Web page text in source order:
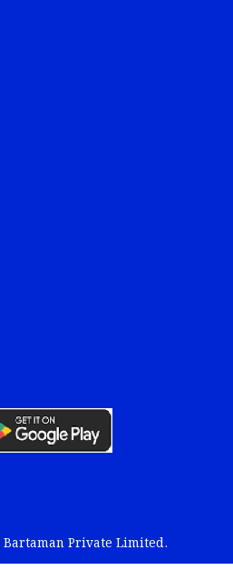
Private Limited.